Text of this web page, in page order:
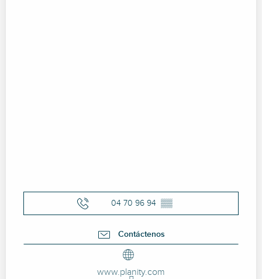
04 70 96 94 ▒▒
Contáctenos
www.planity.com